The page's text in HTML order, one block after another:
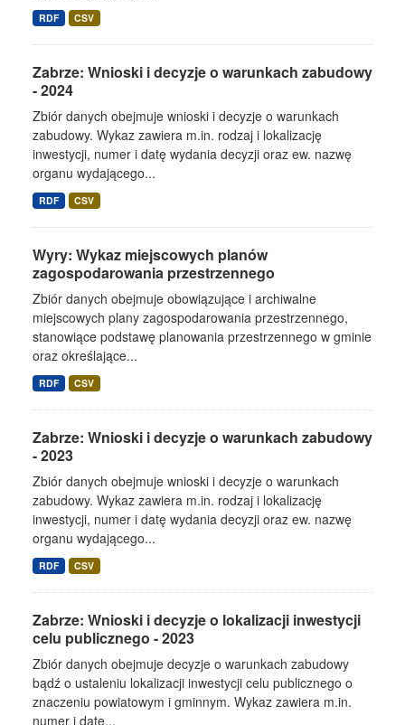
RDF CSV
Zabrze: Wnioski i decyzje o warunkach zabudowy
- 2024
Zbiór danych obejmuje wnioski i decyzje o warunkach
zabudowy. Wykaz zawiera m.in. rodzaj i lokalizację
inwestycji, numer i datę wydania decyzji oraz ew. nazwę
organu wydającego...
RDF CSV
Wyry: Wykaz miejscowych planów
zagospodarowania przestrzennego
Zbiór danych obejmuje obowiązujące i archiwalne
miejscowych plany zagospodarowania przestrzennego,
stanowiące podstawę planowania przestrzennego w gminie
oraz określające...
RDF CSV
Zabrze: Wnioski i decyzje o warunkach zabudowy
- 2023
Zbiór danych obejmuje wnioski i decyzje o warunkach
zabudowy. Wykaz zawiera m.in. rodzaj i lokalizację
inwestycji, numer i datę wydania decyzji oraz ew. nazwę
organu wydającego...
RDF CSV
Zabrze: Wnioski i decyzje o lokalizacji inwestycji
celu publicznego - 2023
Zbiór danych obejmuje decyzje o warunkach zabudowy
bądź o ustaleniu lokalizacji inwestycji celu publicznego o
znaczeniu powiatowym i gminnym. Wykaz zawiera m.in.
numer i datę...